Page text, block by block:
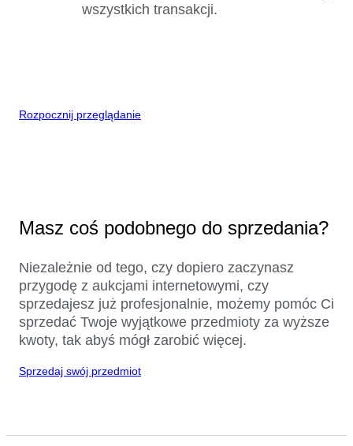
wszystkich transakcji.
Rozpocznij przeglądanie
Masz coś podobnego do sprzedania?
Niezależnie od tego, czy dopiero zaczynasz
przygodę z aukcjami internetowymi, czy
sprzedajesz już profesjonalnie, możemy pomóc Ci
sprzedać Twoje wyjątkowe przedmioty za wyższe
kwoty, tak abyś mógł zarobić więcej.
Sprzedaj swój przedmiot